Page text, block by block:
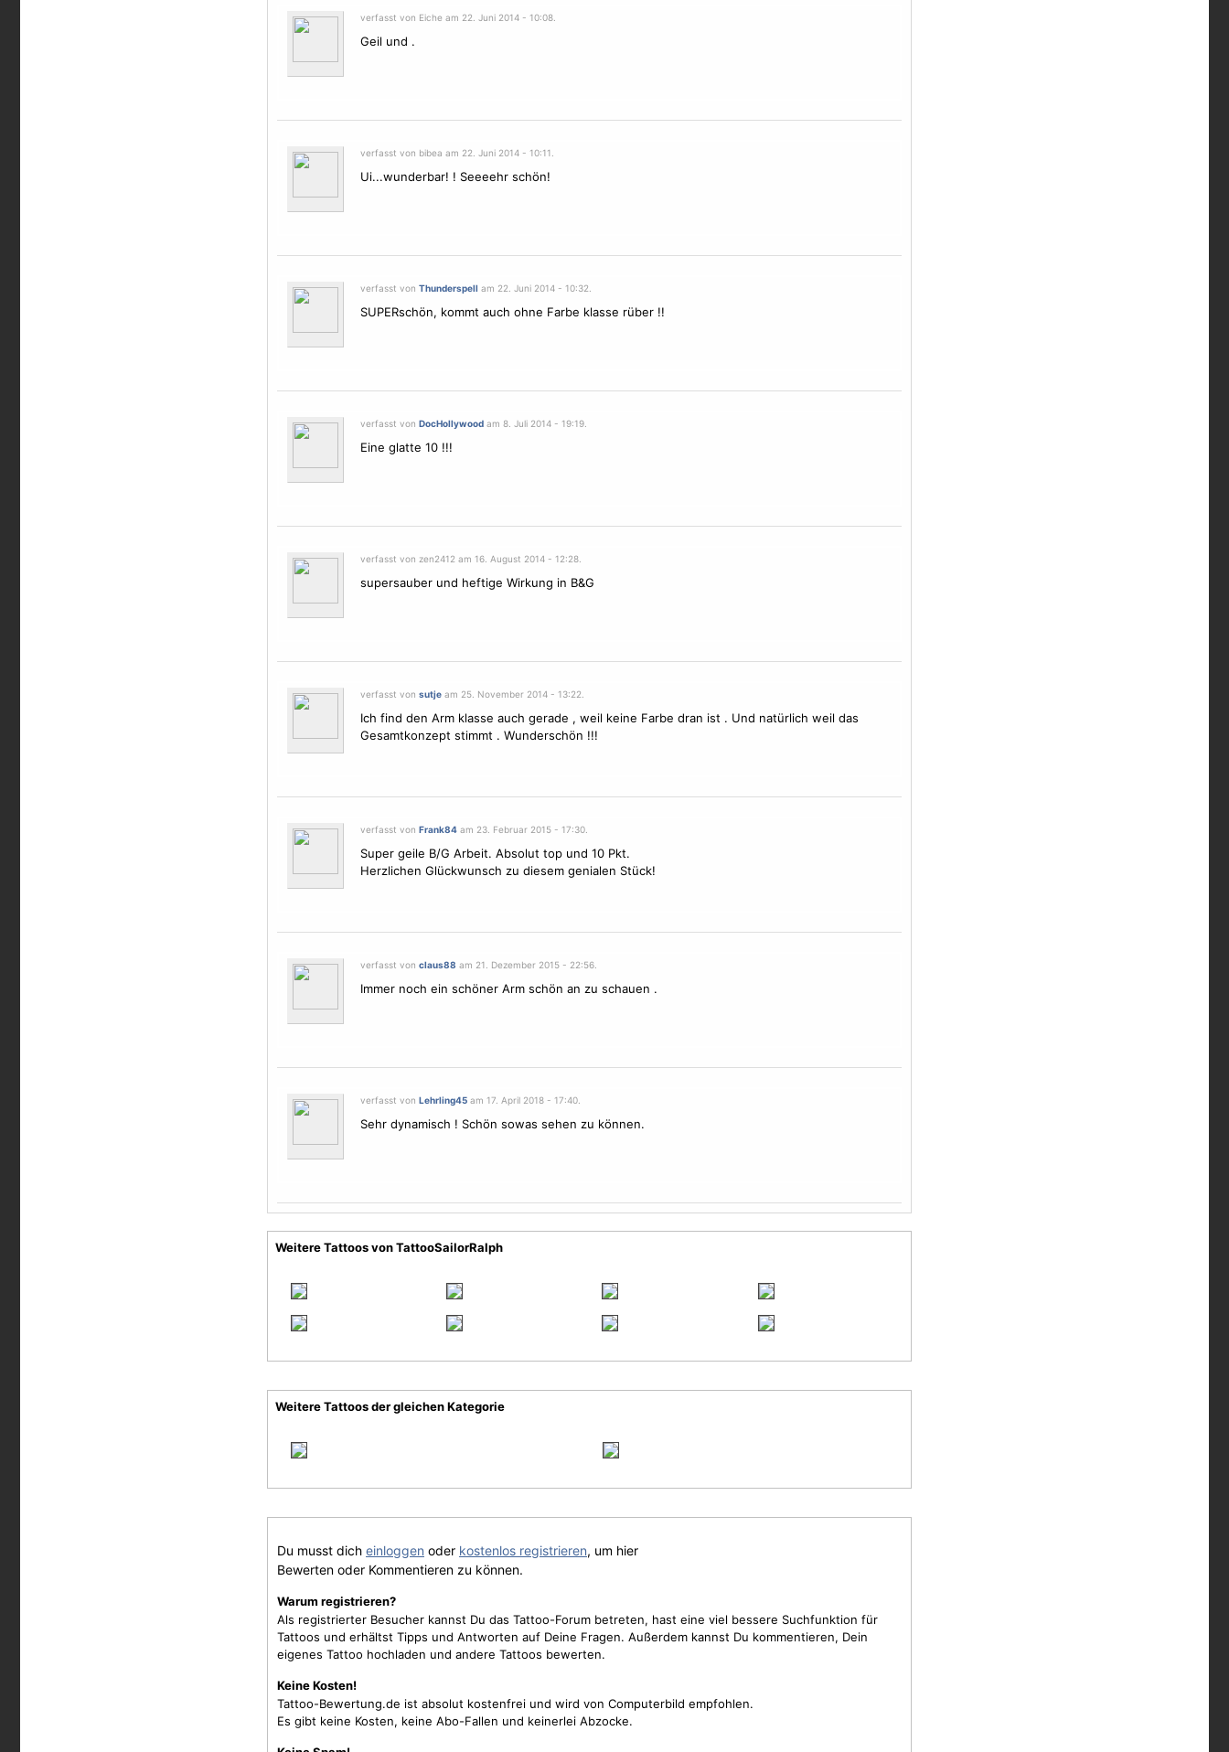
verfasst von Eiche am 22. Juni 2014 - 10:08.
Geil und .
verfasst von bibea am 22. Juni 2014 - 10:11.
Ui...wunderbar! ! Seeeehr schön!
verfasst von Thunderspell am 22. Juni 2014 - 10:32.
SUPERschön, kommt auch ohne Farbe klasse rüber !!
verfasst von DocHollywoodam 8. Juli 2014 - 19:19.
Eine glatte 10 !!!
verfasst von zen2412 am 16. August 2014 - 12:28.
supersauber und heftige Wirkung in B&G
verfasst von sutjeam 25. November 2014 - 13:22.
Ich find den Arm klasse auch gerade , weil keine Farbe dran ist . Und natürlich weil das
Gesamtkonzept stimmt . Wunderschön !!!
verfasst von Frank84am 23. Februar 2015 - 17:30.
Super geile B/G Arbeit. Absolut top und 10 Pkt.
Herzlichen Glückwunsch zu diesem genialen Stück!
verfasst von claus88 am 21. Dezember 2015 - 22:56.
Immer noch ein schöner Arm schön an zu schauen .
verfasst von Lehrling45am 17. April 2018 - 17:40.
Sehr dynamisch ! Schön sowas sehen zu können.
Weitere Tattoos von TattooSailorRalph
Weitere Tattoos der gleichen Kategorie
Du musst dich einloggen oder kostenlos registrieren, um hier
Bewerten oder Kommentieren zu können.
Warum registrieren?
Als registrierter Besucher kannst Du das Tattoo-Forum betreten, hast eine viel bessere Suchfunktion für
Tattoos und erhältst Tipps und Antworten auf Deine Fragen. Außerdem kannst Du kommentieren, Dein
eigenes Tattoo hochladen und andere Tattoos bewerten.
Keine Kosten!
Tattoo-Bewertung.de ist absolut kostenfrei und wird von Computerbild empfohlen.
Es gibt keine Kosten, keine Abo-Fallen und keinerlei Abzocke.